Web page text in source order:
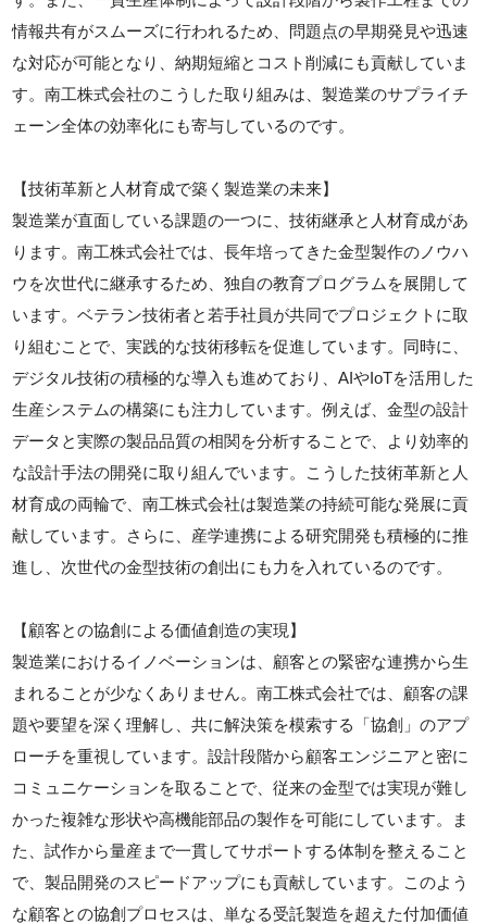
情報共有がスムーズに行われるため、問題点の早期発見や迅速
な対応が可能となり、納期短縮とコスト削減にも貢献していま
す。南工株式会社のこうした取り組みは、製造業のサプライチ
ェーン全体の効率化にも寄与しているのです。
【技術革新と人材育成で築く製造業の未来】
製造業が直面している課題の一つに、技術継承と人材育成があ
ります。南工株式会社では、長年培ってきた金型製作のノウハ
ウを次世代に継承するため、独自の教育プログラムを展開して
います。ベテラン技術者と若手社員が共同でプロジェクトに取
り組むことで、実践的な技術移転を促進しています。同時に、
デジタル技術の積極的な導入も進めており、AIやIoTを活用した
生産システムの構築にも注力しています。例えば、金型の設計
データと実際の製品品質の相関を分析することで、より効率的
な設計手法の開発に取り組んでいます。こうした技術革新と人
材育成の両輪で、南工株式会社は製造業の持続可能な発展に貢
献しています。さらに、産学連携による研究開発も積極的に推
進し、次世代の金型技術の創出にも力を入れているのです。
【顧客との協創による価値創造の実現】
製造業におけるイノベーションは、顧客との緊密な連携から生
まれることが少なくありません。南工株式会社では、顧客の課
題や要望を深く理解し、共に解決策を模索する「協創」のアプ
ローチを重視しています。設計段階から顧客エンジニアと密に
コミュニケーションを取ることで、従来の金型では実現が難し
かった複雑な形状や高機能部品の製作を可能にしています。ま
た、試作から量産まで一貫してサポートする体制を整えること
で、製品開発のスピードアップにも貢献しています。このよう
な顧客との協創プロセスは、単なる受託製造を超えた付加価値